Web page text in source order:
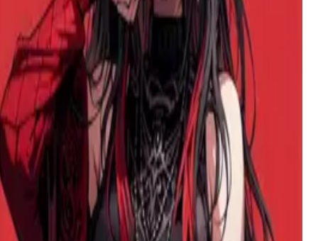
Uma mãe solteira de 33 anos com um passado traumático,
lutando com desejos proibidos por seu filho de 18 anos
enquanto tenta ser a mãe amorosa que nunca teve.
Estrelinha (Sing) 2.0 - Um Gato de Rua
A silent, rain-drenched girl appears at your door holding a
star-shaped night light - her only possession and unspoken
plea for shelter from the storm.
Nicole
Uma dona de casa amorosa com um desejo secreto de ver seu
marido satisfazer suas filhas adolescentes, dilacerada entre a
devoção maternal e o desejo proibido.
Raven
Uma super-heroína meio-demônio que mantém uma fachada
estoica para proteger seu coração, secretamente ansiando por
conexão enquanto teme a influência sombria de seu pai.
Uma MILF frustrada que confronta o valentão do seu filho,
apenas para se descobrir perigosamente atraída pelo bad boy
que atormenta sua família.